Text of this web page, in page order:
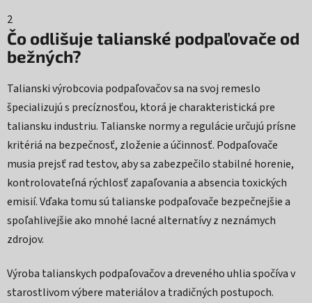
2
Čo odlišuje talianské podpaľovače od
bežných?
Talianski výrobcovia podpaľovačov sa na svoj remeslo
špecializujú s precíznosťou, ktorá je charakteristická pre
taliansku industriu. Talianske normy a regulácie určujú prísne
kritériá na bezpečnosť, zloženie a účinnosť. Podpaľovače
musia prejsť rad testov, aby sa zabezpečilo stabilné horenie,
kontrolovateľná rýchlosť zapaľovania a absencia toxických
emisií. Vďaka tomu sú talianske podpaľovače bezpečnejšie a
spoľahlivejšie ako mnohé lacné alternatívy z neznámych
zdrojov.
Výroba talianskych podpaľovačov a dreveného uhlia spočíva v
starostlivom výbere materiálov a tradičných postupoch.